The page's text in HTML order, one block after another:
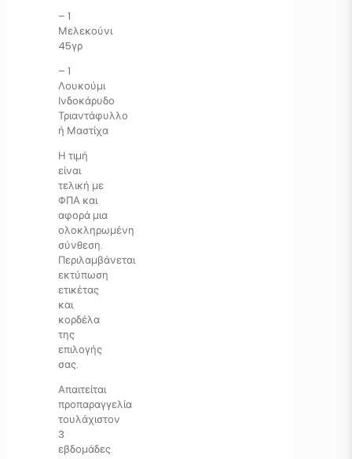
– 1
Μελεκούνι
45γρ
– 1
Λουκούμι
Ινδοκάρυδο
Τριαντάφυλλο
ή Μαστίχα
Η τιμή
είναι
τελική με
ΦΠΑ και
αφορά μια
ολοκληρωμένη
σύνθεση.
Περιλαμβάνεται
εκτύπωση
ετικέτας
και
κορδέλα
της
επιλογής
σας.
Απαιτείται
προπαραγγελία
τουλάχιστον
3
εβδομάδες